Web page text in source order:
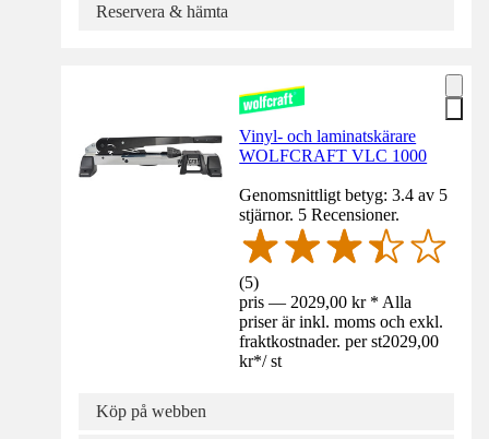
Reservera & hämta
Vinyl- och laminatskärare
WOLFCRAFT VLC 1000
Genomsnittligt betyg: 3.4 av 5
stjärnor. 5 Recensioner.
(5)
pris — 2029,00 kr * Alla
priser är inkl. moms och exkl.
fraktkostnader. per st2029,00
kr*/ st
Köp på webben